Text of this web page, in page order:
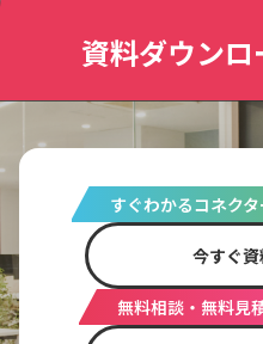
資料ダウン
すぐわかるコネク
今すぐ
無料相談・無料見